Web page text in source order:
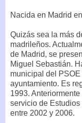
Nacida en Madrid
Quizás sea la más
madrileños.
de Madrid, se
Miguel Sebastián.
municipal del
ayuntamiento. Es
1993.
servicio de
entre 2002 y 2006.